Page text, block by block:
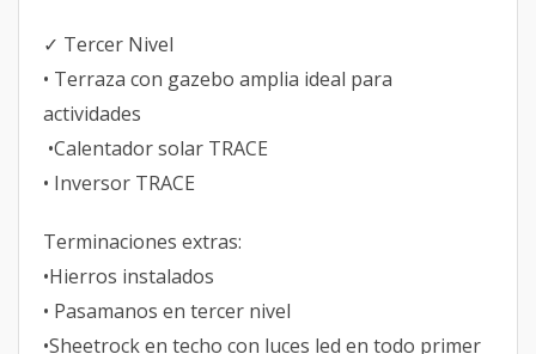
✓ Tercer Nivel
• Terraza con gazebo amplia ideal para
actividades
•Calentador solar TRACE
• Inversor TRACE
Terminaciones extras:
•Hierros instalados
• Pasamanos en tercer nivel
•Sheetrock en techo con luces led en todo primer